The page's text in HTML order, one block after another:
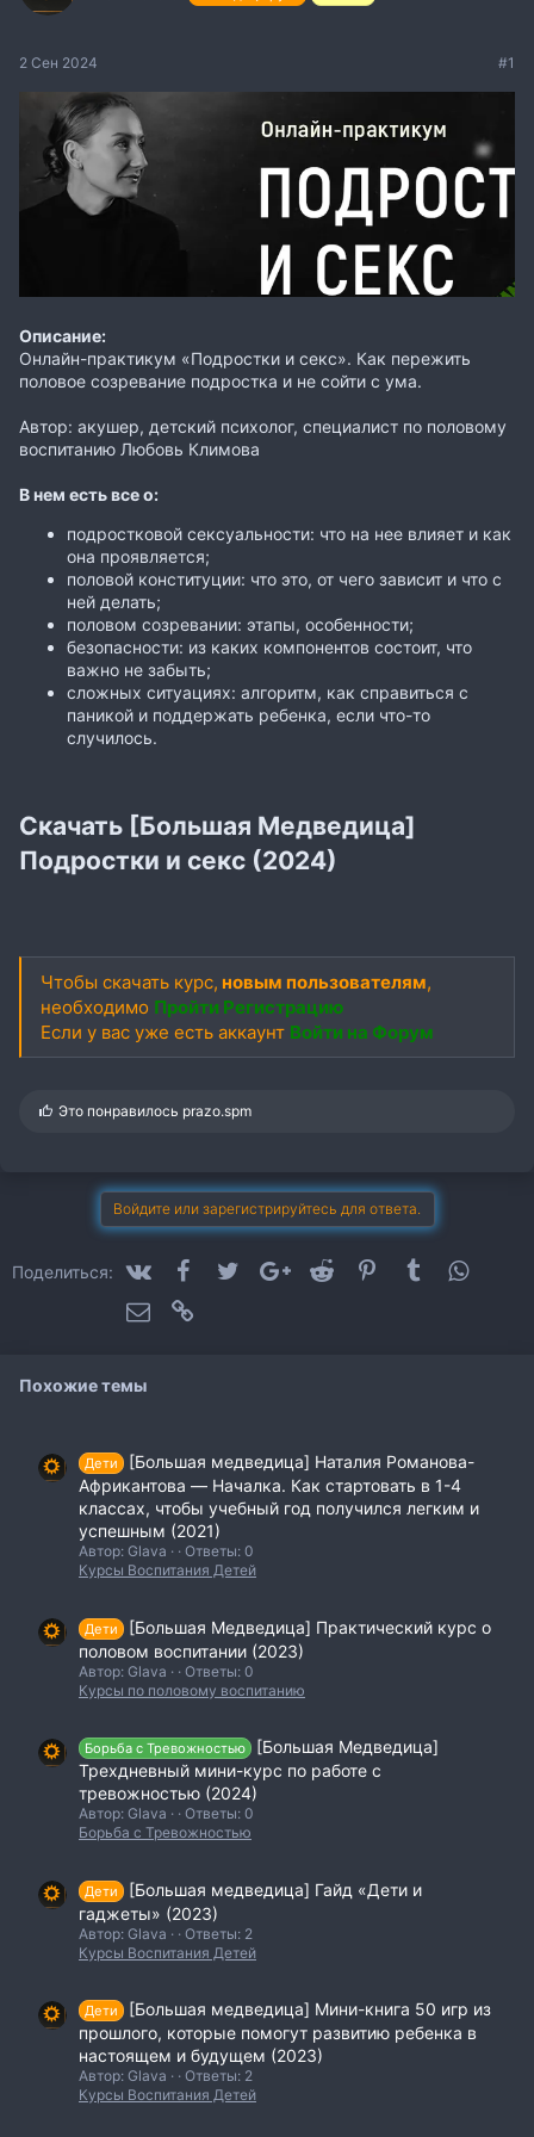
2 Сен 2024 #1
Описание:
Онлайн-практикум «Подростки и секс». Как пережить
половое созревание подростка и не сойти с ума.
Автор: акушер, детский психолог, специалист по половому
воспитанию Любовь Климова
В нем есть все о:
подростковой сексуальности: что на нее влияет и как
она проявляется;
половой конституции: что это, от чего зависит и что с
ней делать;
половом созревании: этапы, особенности;
безопасности: из каких компонентов состоит, что
важно не забыть;
сложных ситуациях: алгоритм, как справиться с
паникой и поддержать ребенка, если что-то
случилось.
Скачать [Большая Медведица]
Подростки и секс (2024)
Чтобы скачать курс, новым пользователям,
необходимо Пройти Регистрацию
Если у вас уже есть аккаунт Войти на Форум
С
Это понравилось prazo.spm
Войдите или зарегистрируйтесь для ответа.
Поделиться: VK FacebookTwitterGoogle+Reddit PinterestTumblr
Электронная почта
Похожие темы
Дети
[Большая медведица] Наталия Романова-
Африкантова ― Началка. Как стартовать в 1-4
классах, чтобы учебный год получился легким и
успешным (2021)
Автор: Glava
Ответы: 0
Курсы Воспитания Детей
Дети
[Большая Медведица] Практический курс о
половом воспитании (2023)
Автор: Glava
Ответы: 0
Курсы по половому воспитанию
Борьба с Тревожностью
[Большая Медведица]
Трехдневный мини-курс по работе с
тревожностью (2024)
Автор: Glava
Ответы: 0
Борьба с Тревожностью
Дети
[Большая медведица] Гайд «Дети и
гаджеты» (2023)
Автор: Glava
Ответы: 2
Курсы Воспитания Детей
Дети
[Большая медведица] Мини-книга 50 игр из
прошлого, которые помогут развитию ребенка в
настоящем и будущем (2023)
Автор: Glava
Ответы: 2
Курсы Воспитания Детей